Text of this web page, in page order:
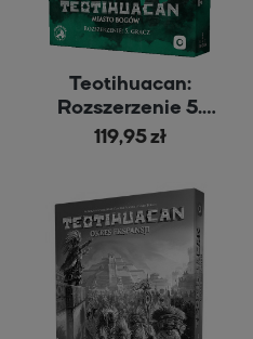
Teotihuacan:
Rozszerzenie 5.
Gracz
119,95 zł